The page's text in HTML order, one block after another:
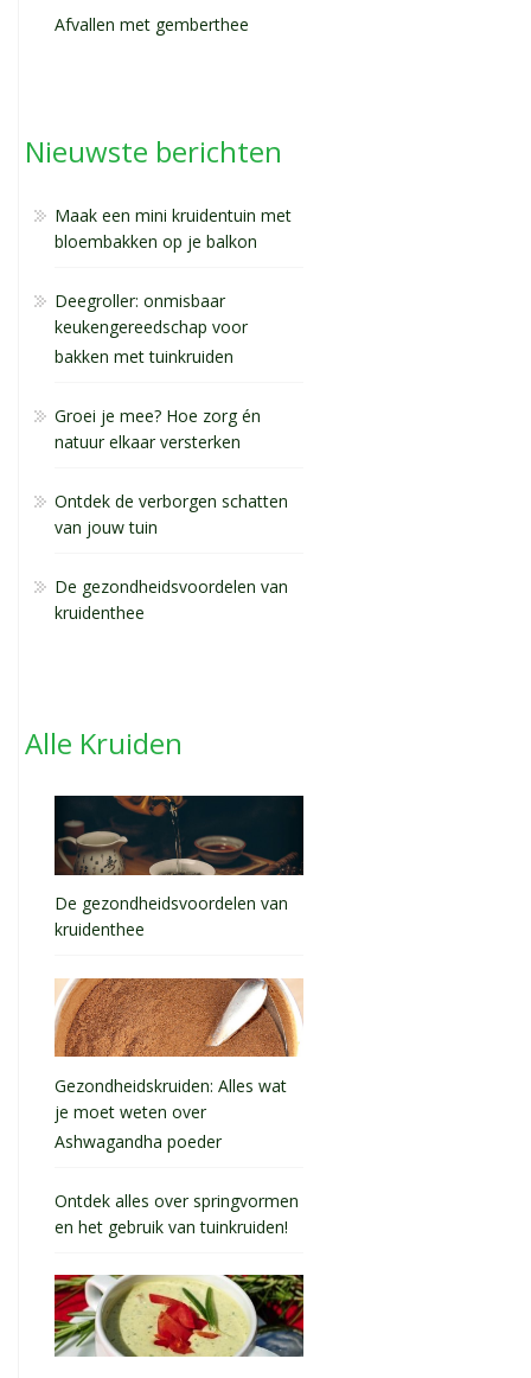
Afvallen met gemberthee
Nieuwste berichten
Maak een mini kruidentuin met
bloembakken op je balkon
Deegroller: onmisbaar
keukengereedschap voor
bakken met tuinkruiden
Groei je mee? Hoe zorg én
natuur elkaar versterken
Ontdek de verborgen schatten
van jouw tuin
De gezondheidsvoordelen van
kruidenthee
Alle Kruiden
De gezondheidsvoordelen van
kruidenthee
Gezondheidskruiden: Alles wat
je moet weten over
Ashwagandha poeder
Ontdek alles over springvormen
en het gebruik van tuinkruiden!